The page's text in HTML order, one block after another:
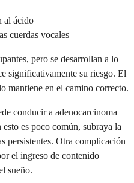
al ácido
cuerdas vocales
pero se desarrollan a lo
significativamente su riesgo. El
mantiene en el camino correcto.
conducir a adenocarcinoma
es poco común, subraya la
persistentes. Otra complicación
el ingreso de contenido
sueño.